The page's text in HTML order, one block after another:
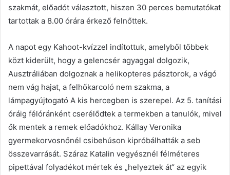
szakmát, előadót választott, hiszen 30 perces bemutatókat
tartottak a 8.00 órára érkező felnőttek.
A napot egy Kahoot-kvízzel indítottuk, amelyből többek
közt kiderült, hogy a gelencsér agyaggal dolgozik,
Ausztráliában dolgoznak a helikopteres pásztorok, a vágó
nem vág hajat, a felhőkarcoló nem szakma, a
lámpagyújtogató A kis hercegben is szerepel. Az 5. tanítási
óráig félóránként cserélődtek a termekben a tanulók, mivel
ők mentek a remek előadókhoz. Kállay Veronika
gyermekorvosnőnél csibehúson kipróbálhatták a seb
összevarrását. Száraz Katalin vegyésznél félméteres
pipettával folyadékot mértek és „helyeztek át“ az egyik